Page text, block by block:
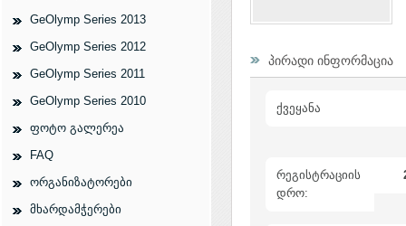
GeOlymp Series 2013
GeOlymp Series 2012
GeOlymp Series 2011
GeOlymp Series 2010
ფოტო გალერეა
FAQ
ორგანიზატორები
მხარდამჭერები
პირადი ინფორმაცია
ქვეყანა
რეგისტრაციის
დრო: